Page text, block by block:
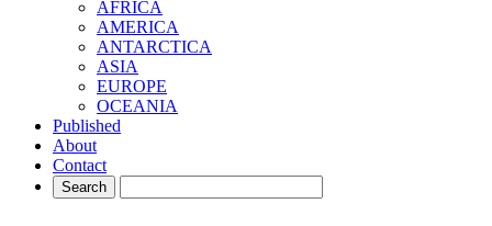
AFRICA
AMERICA
ANTARCTICA
ASIA
EUROPE
OCEANIA
Published
About
Contact